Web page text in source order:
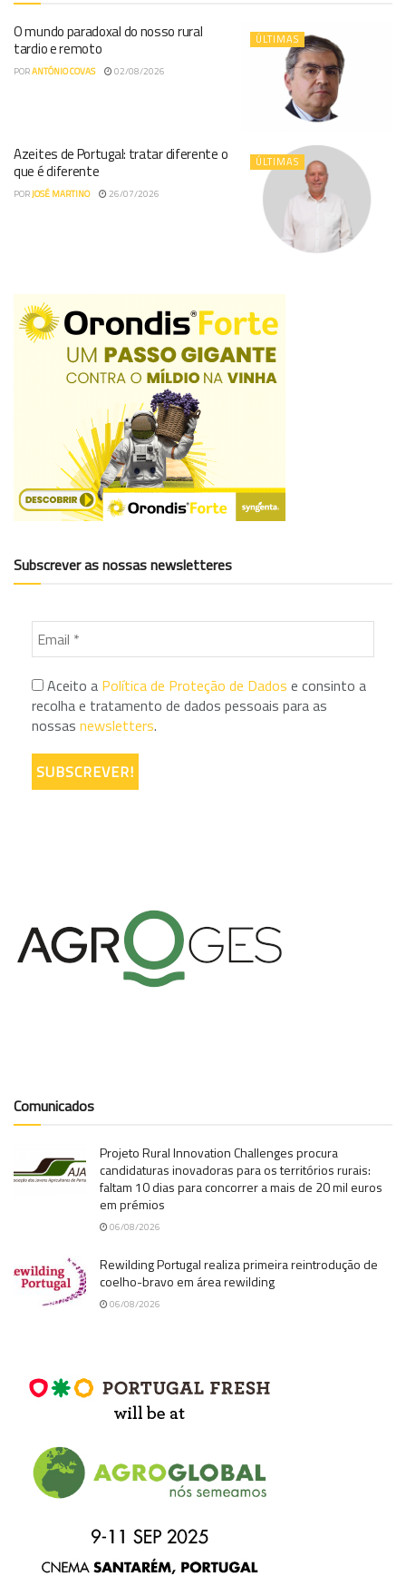
ÚLTIMAS
O mundo paradoxal do nosso rural
tardio e remoto
PORANTÓNIO COVAS 02/08/2026
ÚLTIMAS
Azeites de Portugal: tratar diferente o
que é diferente
PORJOSÉ MARTINO 26/07/2026
Subscrever as nossas newsletteres
Aceito a Política de Proteção de Dados e consinto a
recolha e tratamento de dados pessoais para as
nossas newsletters.
Comunicados
Projeto Rural Innovation Challenges procura
candidaturas inovadoras para os territórios rurais:
faltam 10 dias para concorrer a mais de 20 mil euros
em prémios
06/08/2026
Rewilding Portugal realiza primeira reintrodução de
coelho-bravo em área rewilding
06/08/2026